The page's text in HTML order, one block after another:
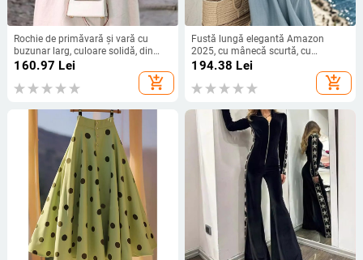
Rochie de primăvară și vară cu
buzunar larg, culoare solidă, din
bumbac și in, culoare solidă, pentru
femei, în stoc, 2024, comerț exterior
transfrontalier, Europa și Statele
160.97 Lei
add_shopping_cart
Fustă lungă elegantă Amazon
2025, cu mânecă scurtă, cu
buzunar și fundă, cu tiv mare
194.38 Lei
add_shopping_cart